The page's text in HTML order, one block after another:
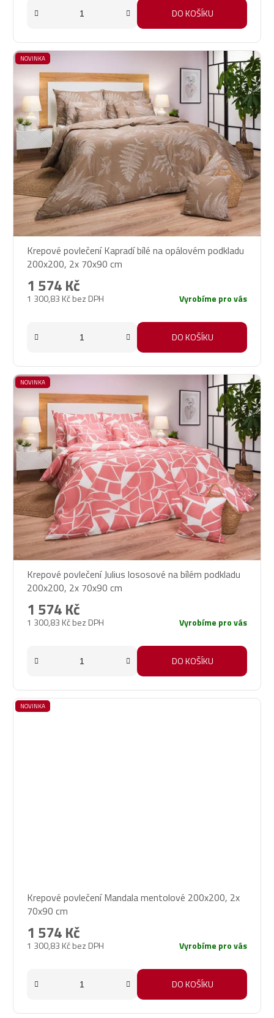
DO KOŠÍKU
NOVINKA
Krepové povlečení Kapradí bílé na opálovém podkladu
200x200, 2x 70x90 cm
1 300,83 Kč bez DPH
1 574 Kč
Vyrobíme pro vás
DO KOŠÍKU
NOVINKA
Krepové povlečení Julius lososové na bílém podkladu
200x200, 2x 70x90 cm
1 300,83 Kč bez DPH
1 574 Kč
Vyrobíme pro vás
DO KOŠÍKU
NOVINKA
Krepové povlečení Mandala mentolové 200x200, 2x
70x90 cm
1 300,83 Kč bez DPH
1 574 Kč
Vyrobíme pro vás
DO KOŠÍKU